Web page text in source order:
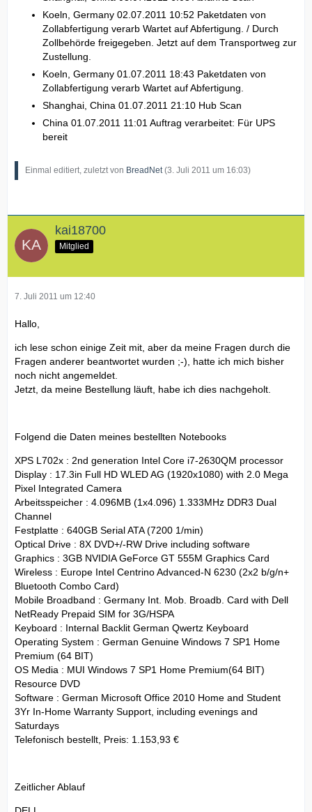
Koeln, Germany 02.07.2011 10:52 Paketdaten von
Zollabfertigung verarb Wartet auf Abfertigung. / Durch
Zollbehörde freigegeben. Jetzt auf dem Transportweg zur
Zustellung.
Koeln, Germany 01.07.2011 18:43 Paketdaten von
Zollabfertigung verarb Wartet auf Abfertigung.
Shanghai, China 01.07.2011 21:10 Hub Scan
China 01.07.2011 11:01 Auftrag verarbeitet: Für UPS
bereit
Einmal editiert, zuletzt von BreadNet(3. Juli 2011 um 16:03)
kai18700
Mitglied
7. Juli 2011 um 12:40
Hallo,
ich lese schon einige Zeit mit, aber da meine Fragen durch die
Fragen anderer beantwortet wurden ;-), hatte ich mich bisher
noch nicht angemeldet.
Jetzt, da meine Bestellung läuft, habe ich dies nachgeholt.
Folgend die Daten meines bestellten Notebooks
XPS L702x : 2nd generation Intel Core i7-2630QM processor
Display : 17.3in Full HD WLED AG (1920x1080) with 2.0 Mega
Pixel Integrated Camera
Arbeitsspeicher : 4.096MB (1x4.096) 1.333MHz DDR3 Dual
Channel
Festplatte : 640GB Serial ATA (7200 1/min)
Optical Drive : 8X DVD+/-RW Drive including software
Graphics : 3GB NVIDIA GeForce GT 555M Graphics Card
Wireless : Europe Intel Centrino Advanced-N 6230 (2x2 b/g/n+
Bluetooth Combo Card)
Mobile Broadband : Germany Int. Mob. Broadb. Card with Dell
NetReady Prepaid SIM for 3G/HSPA
Keyboard : Internal Backlit German Qwertz Keyboard
Operating System : German Genuine Windows 7 SP1 Home
Premium (64 BIT)
OS Media : MUI Windows 7 SP1 Home Premium(64 BIT)
Resource DVD
Software : German Microsoft Office 2010 Home and Student
3Yr In-Home Warranty Support, including evenings and
Saturdays
Telefonisch bestellt, Preis: 1.153,93 €
Zeitlicher Ablauf